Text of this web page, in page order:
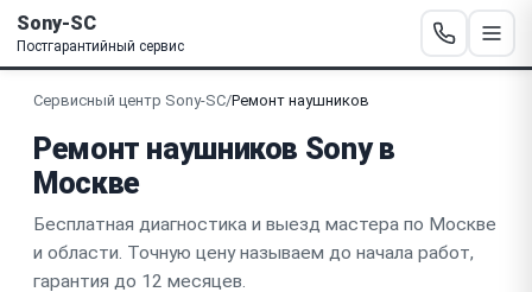
Sony-SC
Постгарантийный сервис
Сервисный центр Sony-SC/Ремонт наушников
Ремонт наушников Sony в
Москве
Бесплатная диагностика и выезд мастера по Москве
и области. Точную цену называем до начала работ,
гарантия до 12 месяцев.